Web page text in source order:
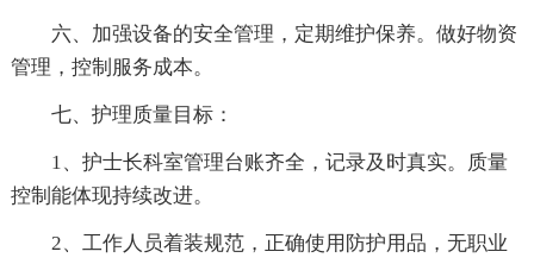
六、加强设备的安全管理，定期维护保养。做好物资
管理，控制服务成本。
七、护理质量目标：
1、护士长科室管理台账齐全，记录及时真实。质量
控制能体现持续改进。
2、工作人员着装规范，正确使用防护用品，无职业